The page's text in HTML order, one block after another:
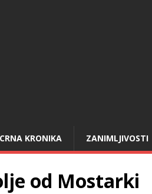
CRNA KRONIKA ZANIMLJIVOSTI
od Mostarki